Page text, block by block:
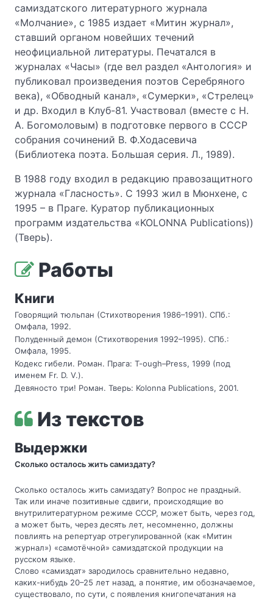
самиздатского литературного журнала
«Молчание», с 1985 издает «Митин журнал»,
ставший органом новейших течений
неофициальной литературы. Печатался в
журналах «Часы» (где вел раздел «Антология» и
публиковал произведения поэтов Серебряного
века), «Обводный канал», «Сумерки», «Стрелец»
и др. Входил в Клуб-81. Участвовал (вместе с Н.
А. Богомоловым) в подготовке первого в СССР
собрания сочинений В. Ф.Ходасевича
(Библиотека поэта. Большая серия. Л., 1989).
В 1988 году входил в редакцию правозащитного
журнала «Гласность». С 1993 жил в Мюнхене, с
1995 – в Праге. Куратор публикационных
программ издательства «KOLONNA Publications))
(Тверь).
Работы
Книги
Говорящий тюльпан (Стихотворения 1986–1991). СПб.:
Омфала, 1992.
Полуденный демон (Стихотворения 1992–1995). СПб.:
Омфала, 1995.
Кодекс гибели. Роман. Прага: T-ough–Press, 1999 (под
именем Fr. D. V.).
Девяносто три! Роман. Тверь: Kolonna Publications, 2001.
Из текстов
Выдержки
Сколько осталось жить самиздату?
Сколько осталось жить самиздату? Вопрос не праздный.
Так или иначе позитивные сдвиги, происходящие во
внутрилитературном режиме СССР, может быть, через год,
а может быть, через десять лет, несомненно, должны
повлиять на репертуар отрегулированной (как «Митин
журнал») «самотёчной» самиздатской продукции на
русском языке.
Слово «самиздат» зародилось сравнительно недавно,
каких-нибудь 20–25 лет назад, а понятие, им обозначаемое,
существовало, по сути, с появления книгопечатания на